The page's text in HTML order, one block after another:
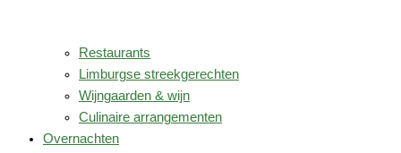
Restaurants
Limburgse streekgerechten
Wijngaarden & wijn
Culinaire arrangementen
Overnachten